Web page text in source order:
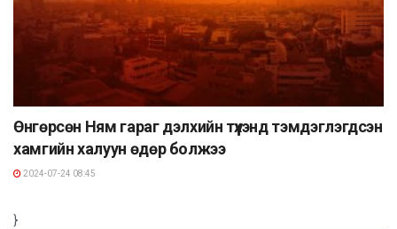
Өнгөрсөн Ням гараг дэлхийн түүхэнд тэмдэглэгдсэн
хамгийн халуун өдөр болжээ
2024-07-24 08:45
}